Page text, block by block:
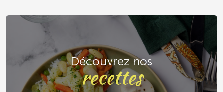
Découvrez nos
recettes